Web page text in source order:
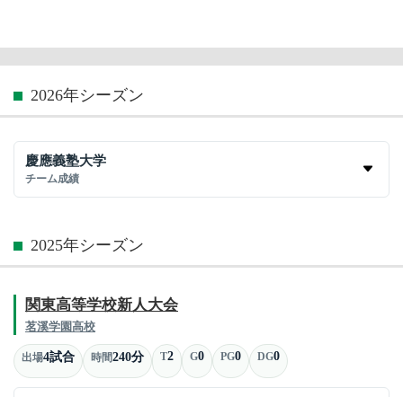
2026年シーズン
慶應義塾大学
チーム成績
2025年シーズン
関東高等学校新人大会
茗溪学園高校
出場4試合 時間240分 T2 G0 PG0 DG0